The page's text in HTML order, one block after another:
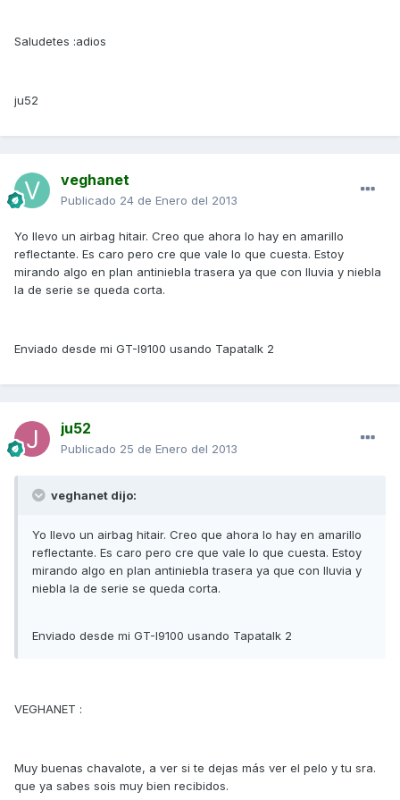
Saludetes :adios
ju52
veghanet
Publicado 24 de Enero del 2013
Yo llevo un airbag hitair. Creo que ahora lo hay en amarillo
reflectante. Es caro pero cre que vale lo que cuesta. Estoy
mirando algo en plan antiniebla trasera ya que con lluvia y niebla
la de serie se queda corta.
Enviado desde mi GT-I9100 usando Tapatalk 2
ju52
Publicado 25 de Enero del 2013
veghanet dijo:
Yo llevo un airbag hitair. Creo que ahora lo hay en amarillo
reflectante. Es caro pero cre que vale lo que cuesta. Estoy
mirando algo en plan antiniebla trasera ya que con lluvia y
niebla la de serie se queda corta.
Enviado desde mi GT-I9100 usando Tapatalk 2
VEGHANET :
Muy buenas chavalote, a ver si te dejas más ver el pelo y tu sra.
que ya sabes sois muy bien recibidos.